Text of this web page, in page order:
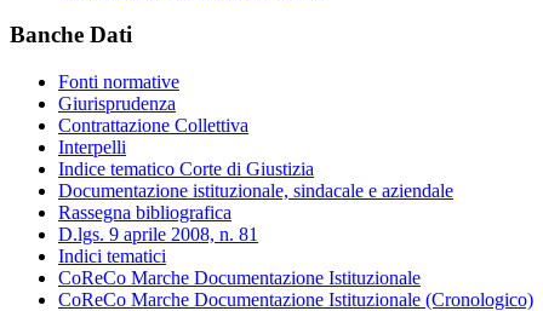
Banche Dati
Fonti normative
Giurisprudenza
Contrattazione Collettiva
Interpelli
Indice tematico Corte di Giustizia
Documentazione istituzionale, sindacale e aziendale
Rassegna bibliografica
D.lgs. 9 aprile 2008, n. 81
Indici tematici
CoReCo Marche Documentazione Istituzionale
CoReCo Marche Documentazione Istituzionale (Cronologico)